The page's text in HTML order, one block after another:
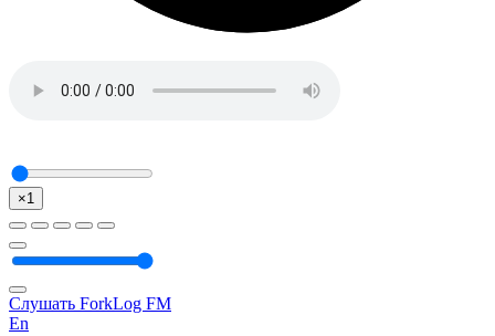
×1
Слушать ForkLog FM
En